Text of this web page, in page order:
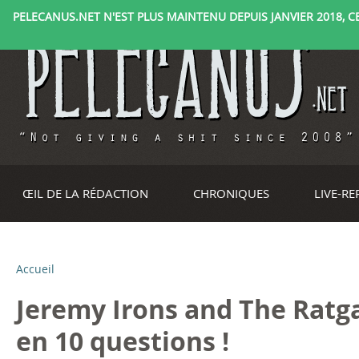
PELECANUS.NET N'EST PLUS MAINTENU DEPUIS JANVIER 2018,
ŒIL DE LA RÉDACTION CHRONIQUES LIVE-
V
o
u
Accueil
Jeremy Irons and The
en 10 questions !